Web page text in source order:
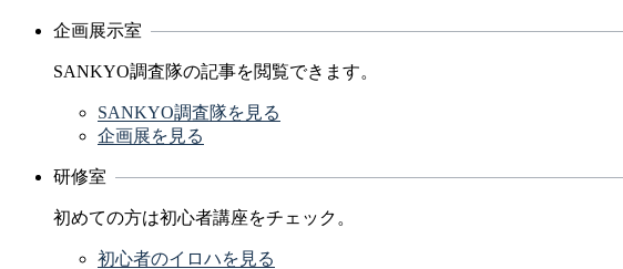
企画展示室
SANKYO調査隊の記事を閲覧できます。
SANKYO調査隊を見る
企画展を見る
研修室
初めての方は初心者講座をチェック。
初心者のイロハを見る